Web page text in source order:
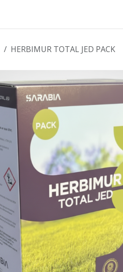
HERBIMUR TOTAL JED PACK